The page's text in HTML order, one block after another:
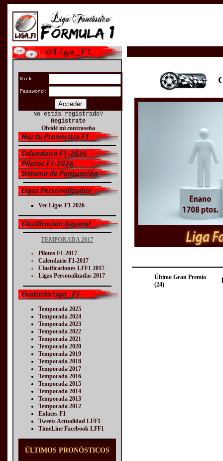
Último Gran Premio
(24)
Nick:
Password:
No estás registrado?
Regístrate
Olvidé mi contraseña
Ver Ligas F1-2026
TEMPORADA 2017
Pilotos F1-2017
Calendario F1-2017
Clasificaciones LFF1 2017
Ligas Personalizadas 2017
Temporada 2025
Temporada 2024
Temporada 2023
Temporada 2022
Temporada 2021
Temporada 2020
Temporada 2019
Temporada 2018
Temporada 2017
Temporada 2016
Temporada 2015
Temporada 2014
Temporada 2013
Temporada 2012
Enlaces F1
Tweets Actualidad LFF1
TimeLine Facebook LFF1
ÚLTIMOS PRONÓSTICOS